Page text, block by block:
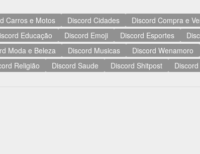
Carros e Motos Discord Cidades Discord Compra e
Educação Discord Emoji Discord Esportes
Moda e Beleza Discord Musicas Discord Wenamoro
Religião Discord Saude Discord Shitpost